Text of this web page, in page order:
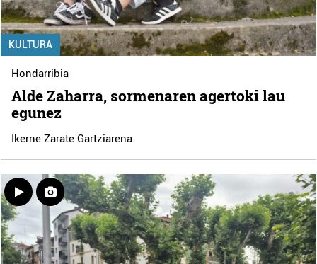
KULTURA
Hondarribia
Alde Zaharra, sormenaren agertoki lau
egunez
Ikerne Zarate Gartziarena